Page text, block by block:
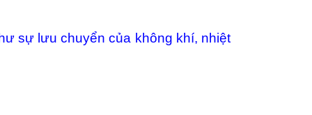
sự lưu chuyển của không khí, nhiệt